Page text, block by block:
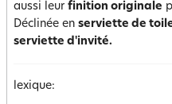
aussi leur finition originale
Déclinée en serviette de
serviette d'invité.
lexique: